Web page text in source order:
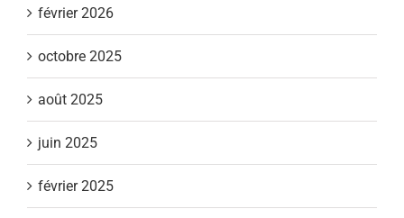
février 2026
octobre 2025
août 2025
juin 2025
février 2025